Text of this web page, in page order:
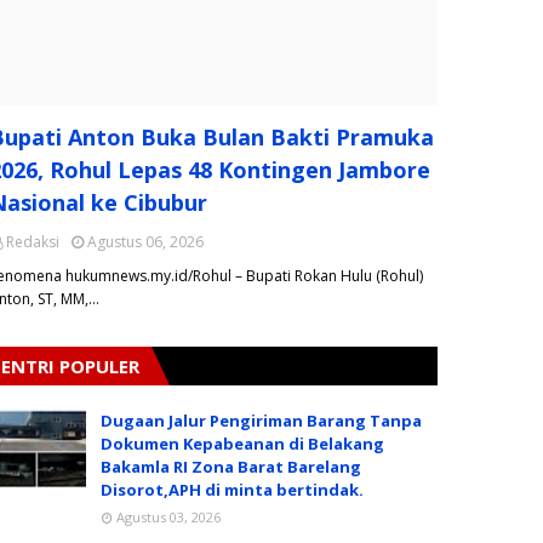
Anton Buka Bulan Bakti Pramuka
Rohul Lepas 48 Kontingen Jambore
ke Cibubur
Redaksi
Agustus 06, 2026
hukumnews.my.id/Rohul – Bupati Rokan Hulu (Rohul)
ST, MM,…
ENTRI POPULER
Dugaan Jalur Pengiriman Barang Tanpa
Dokumen Kepabeanan di Belakang
Bakamla RI Zona Barat Barelang
Disorot,APH di minta bertindak.
Agustus 03, 2026